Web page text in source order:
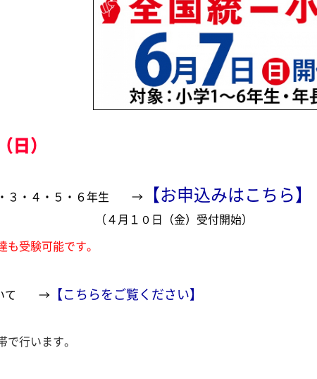
日）
・３・４・５・６年生 → 【お申込みはこちら】
日（金）受付開始）
も受験可能です。
て → 【こちらをご覧ください】
で行います。